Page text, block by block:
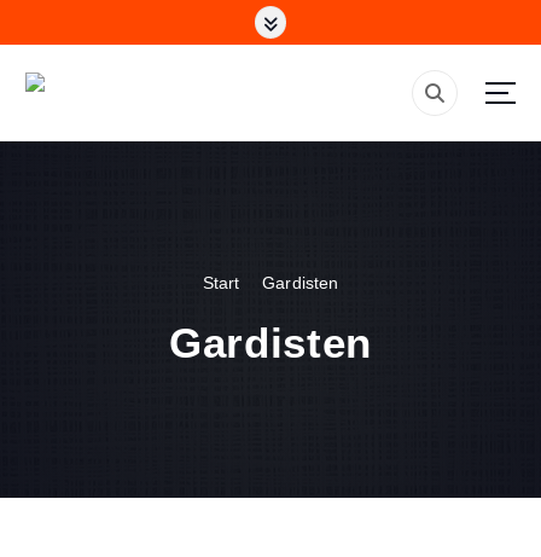
Start Gardisten
Gardisten